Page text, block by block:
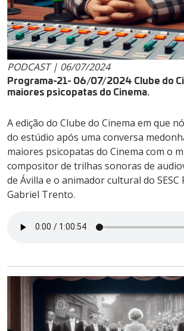
PODCAST | 06/07/2024
Programa-21- 06/07/2024 Clube do
maiores psicopatas do Cinema.
A edição do Clube do Cinema em que
do estúdio após uma conversa
maiores psicopatas do Cinema com o
compositor de trilhas sonoras de
de Ávilla e o animador cultural do SESC
Gabriel Trento.